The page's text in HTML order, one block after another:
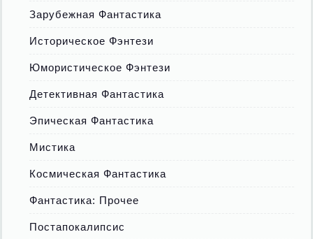
Зарубежная Фантастика
Историческое Фэнтези
Юмористическое Фэнтези
Детективная Фантастика
Эпическая Фантастика
Мистика
Космическая Фантастика
Фантастика: Прочее
Постапокалипсис